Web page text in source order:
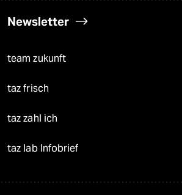
Newsletter
team zukunft
taz frisch
taz zahl ich
taz lab Infobrief